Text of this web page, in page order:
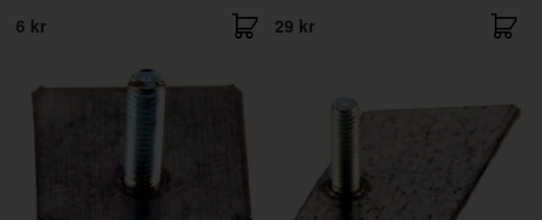
6 kr 29 kr